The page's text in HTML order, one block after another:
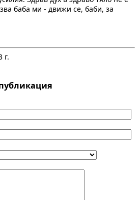
баба ми - движи се, баби, за
г.